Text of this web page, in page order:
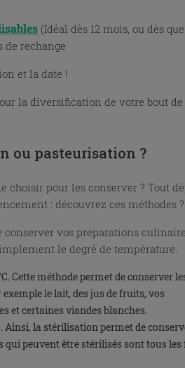
(Idéal dès 12 mois, ou dès
de rechange
et la date !
la diversification de votre bout de
ou pasteurisation ?
choisir pour les conserver ? Tout
: découvrez ces méthodes ?
vos préparations
le degré de température.
Cette méthode permet de conserver
le lait, des jus de fruits, vos
et certaines viandes blanches.
Ainsi, la stérilisation permet de
peuvent être stérilisés sont tous